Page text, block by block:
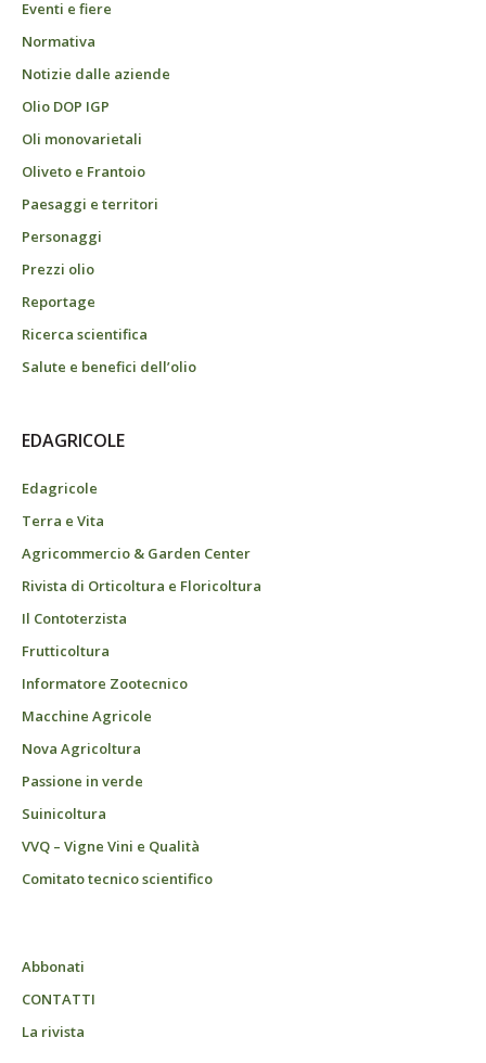
Eventi e fiere
Normativa
Notizie dalle aziende
Olio DOP IGP
Oli monovarietali
Oliveto e Frantoio
Paesaggi e territori
Personaggi
Prezzi olio
Reportage
Ricerca scientifica
Salute e benefici dell’olio
EDAGRICOLE
Edagricole
Terra e Vita
Agricommercio & Garden Center
Rivista di Orticoltura e Floricoltura
Il Contoterzista
Frutticoltura
Informatore Zootecnico
Macchine Agricole
Nova Agricoltura
Passione in verde
Suinicoltura
VVQ – Vigne Vini e Qualità
Comitato tecnico scientifico
Abbonati
CONTATTI
La rivista